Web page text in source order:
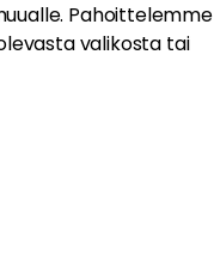
Pahoittelemme
valikosta tai